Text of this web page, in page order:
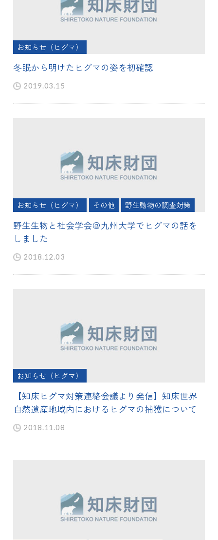
お知らせ（ヒグマ）
冬眠から明けたヒグマの姿を初確認
2019.03.15
お知らせ（ヒグマ） その他 野生動物の調査対策
野生生物と社会学会＠九州大学でヒグマの話を
しました
2018.12.03
お知らせ（ヒグマ）
【知床ヒグマ対策連絡会議より発信】知床世界
自然遺産地域内におけるヒグマの捕獲について
2018.11.08